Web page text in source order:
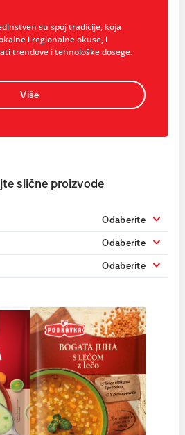
su spoj tradicije, koja
i regionalne okuse, i
trendove i tehnološke dosege.
Više
slične proizvode
Odaberite
Odaberite
Odaberite